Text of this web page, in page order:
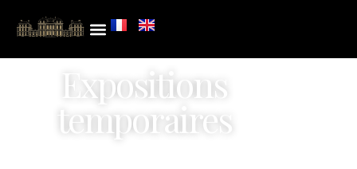
Expositions
temporaires